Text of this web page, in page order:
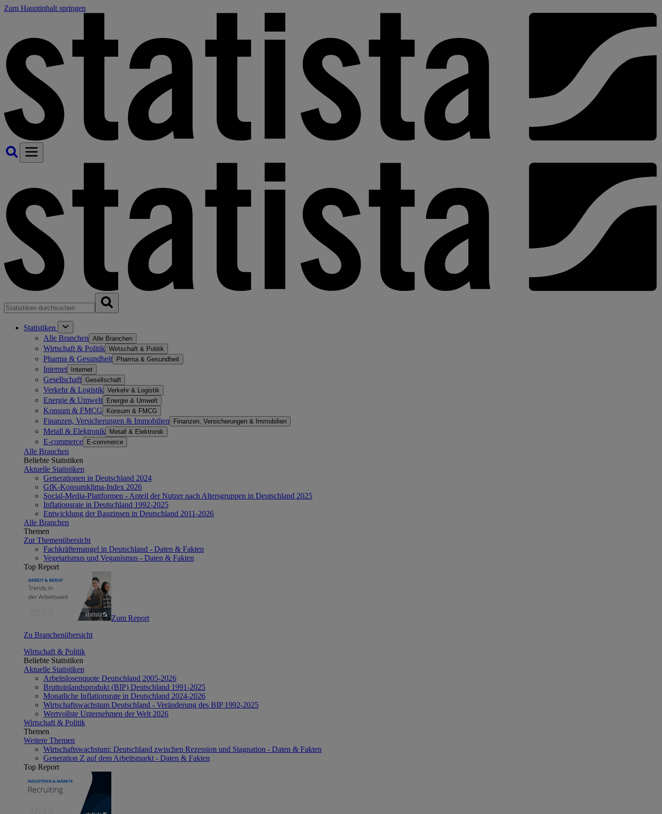
Zum Hauptinhalt springen
Statistiken
Alle Branchen Alle Branchen
Wirtschaft & Politik Wirtschaft & Politik
Pharma & Gesundheit Pharma & Gesundheit
Internet Internet
Gesellschaft Gesellschaft
Verkehr & Logistik Verkehr & Logistik
Energie & Umwelt Energie & Umwelt
Konsum & FMCG Konsum & FMCG
Finanzen, Versicherungen & Immobilien Finanzen, Versicherungen & Immobilien
Metall & Elektronik Metall & Elektronik
E-commerce E-commerce
Alle Branchen
Beliebte Statistiken
Aktuelle Statistiken
Generationen in Deutschland 2024
GfK-Konsumklima-Index 2026
Social-Media-Plattformen - Anteil der Nutzer nach Altersgruppen in Deutschland 2025
Inflationsrate in Deutschland 1992-2025
Entwicklung der Bauzinsen in Deutschland 2011-2026
Alle Branchen
Themen
Zur Themenübersicht
Fachkräftemangel in Deutschland - Daten & Fakten
Vegetarismus und Veganismus - Daten & Fakten
Top Report
Zum Report
Zu Branchenübersicht
Wirtschaft & Politik
Beliebte Statistiken
Aktuelle Statistiken
Arbeitslosenquote Deutschland 2005-2026
Bruttoinlandsprodukt (BIP) Deutschland 1991-2025
Monatliche Inflationsrate in Deutschland 2024-2026
Wirtschaftswachstum Deutschland - Veränderung des BIP 1992-2025
Wertvollste Unternehmen der Welt 2026
Wirtschaft & Politik
Themen
Weitere Themen
Wirtschaftswachstum: Deutschland zwischen Rezession und Stagnation - Daten & Fakten
Generation Z auf dem Arbeitsmarkt - Daten & Fakten
Top Report